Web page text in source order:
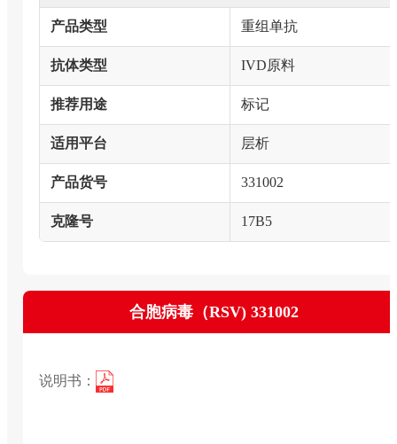
产品类型 重组单抗
抗体类型 IVD原料
推荐用途 标记
适用平台 层析
产品货号 331002
克隆号 17B5
合胞病毒（RSV) 331002
说明书：